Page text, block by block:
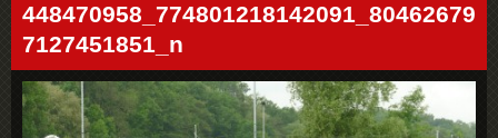
448470958_774801218142091_80462679
7127451851_n